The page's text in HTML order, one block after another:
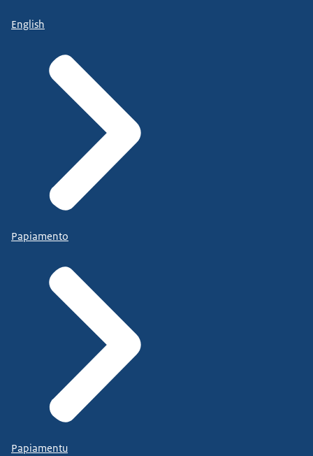
English
Papiamento
Papiamentu